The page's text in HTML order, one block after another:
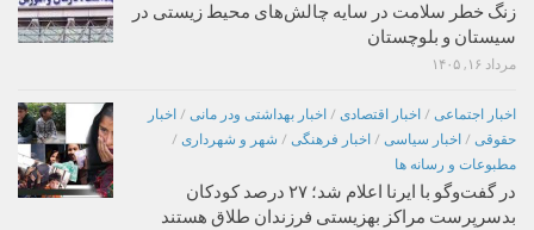
زنگ خطر سلامت در سایه چالش‌های محیط زیستی در
سیستان و بلوچستان
مرداد ۱۶, ۱۴۰۵
اخبار اجتماعی / اخبار اقتصادی / اخبار بهداشتی ودر مانی / اخبار
حقوقی / اخبار سیاسی / اخبار فرهنگی / شهر و شهرداری /
مطبوعات و رسانه ها
در گفت‌وگو با ایرنا اعلام شد؛ ۲۷ درصد کودکان
بدسرپرست مراکز بهزیستی فرزندان طلاق هستند